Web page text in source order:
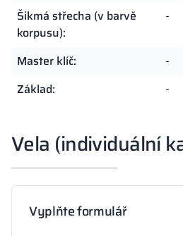
Šikmá střecha (v barvě
korpusu):
-
Master klíč:
-
Základ:
-
Vela (individuální
Vyplňte formulář